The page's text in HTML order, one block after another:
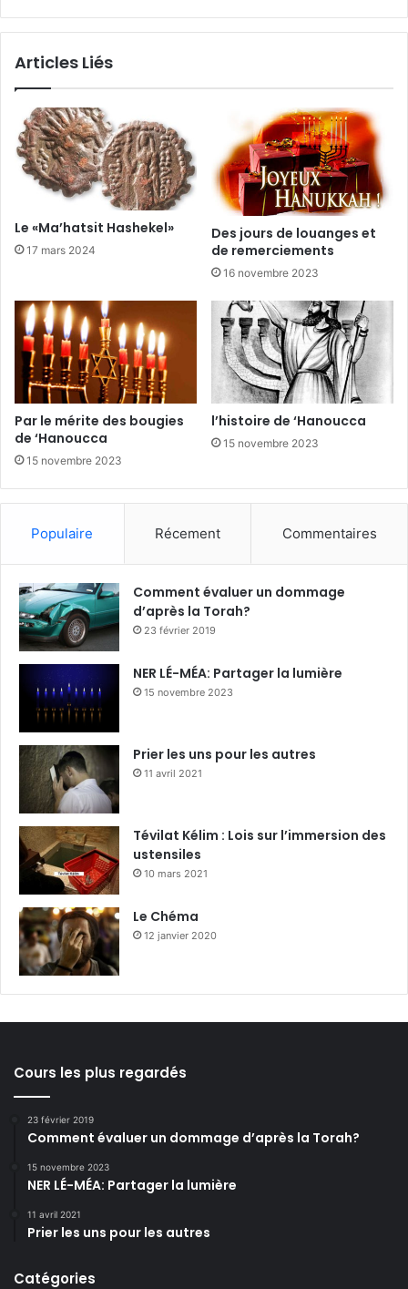
Articles Liés
Le «Ma’hatsit Hashekel»
17 mars 2024
Des jours de louanges et
de remerciements
16 novembre 2023
Par le mérite des bougies
de ‘Hanoucca
15 novembre 2023
l’histoire de ‘Hanoucca
15 novembre 2023
Populaire Récement Commentaires
Comment évaluer un dommage
d’après la Torah?
23 février 2019
NER LÉ-MÉA: Partager la lumière
15 novembre 2023
Prier les uns pour les autres
11 avril 2021
Tévilat Kélim : Lois sur l’immersion des
ustensiles
10 mars 2021
Le Chéma
12 janvier 2020
Cours les plus regardés
23 février 2019
Comment évaluer un dommage d’après la Torah?
15 novembre 2023
NER LÉ-MÉA: Partager la lumière
11 avril 2021
Prier les uns pour les autres
Catégories